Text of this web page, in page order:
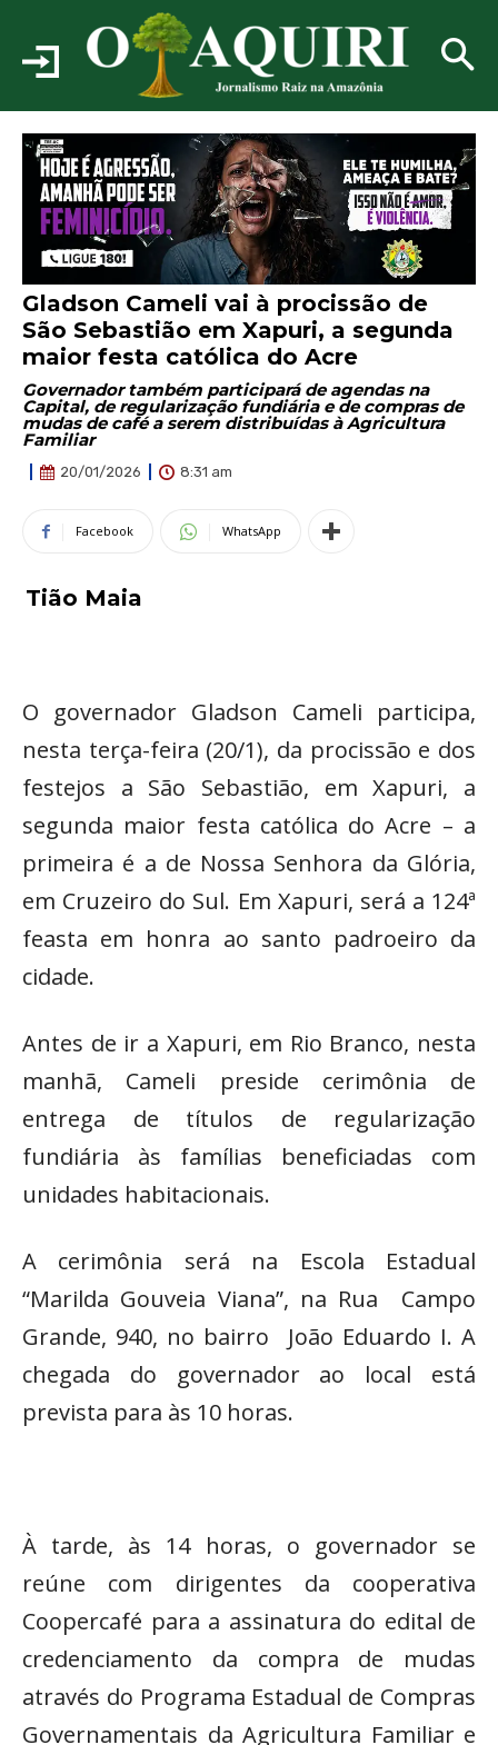
Gladson Cameli vai à procissão de
São Sebastião em Xapuri, a segunda
maior festa católica do Acre
Governador também participará de agendas na
Capital, de regularização fundiária e de compras de
mudas de café a serem distribuídas à Agricultura
Familiar
20/01/2026 8:31 am
Facebook WhatsApp
Tião Maia
O governador Gladson Cameli participa,
nesta terça-feira (20/1), da procissão e dos
festejos a São Sebastião, em Xapuri, a
segunda maior festa católica do Acre – a
primeira é a de Nossa Senhora da Glória,
em Cruzeiro do Sul. Em Xapuri, será a 124ª
feasta em honra ao santo padroeiro da
cidade.
Antes de ir a Xapuri, em Rio Branco, nesta
manhã, Cameli preside cerimônia de
entrega de títulos de regularização
fundiária às famílias beneficiadas com
unidades habitacionais.
A cerimônia será na Escola Estadual
“Marilda Gouveia Viana”, na Rua Campo
Grande, 940, no bairro João Eduardo I. A
chegada do governador ao local está
prevista para às 10 horas.
À tarde, às 14 horas, o governador se
reúne com dirigentes da cooperativa
Coopercafé para a assinatura do edital de
credenciamento da compra de mudas
através do Programa Estadual de Compras
Governamentais da Agricultura Familiar e